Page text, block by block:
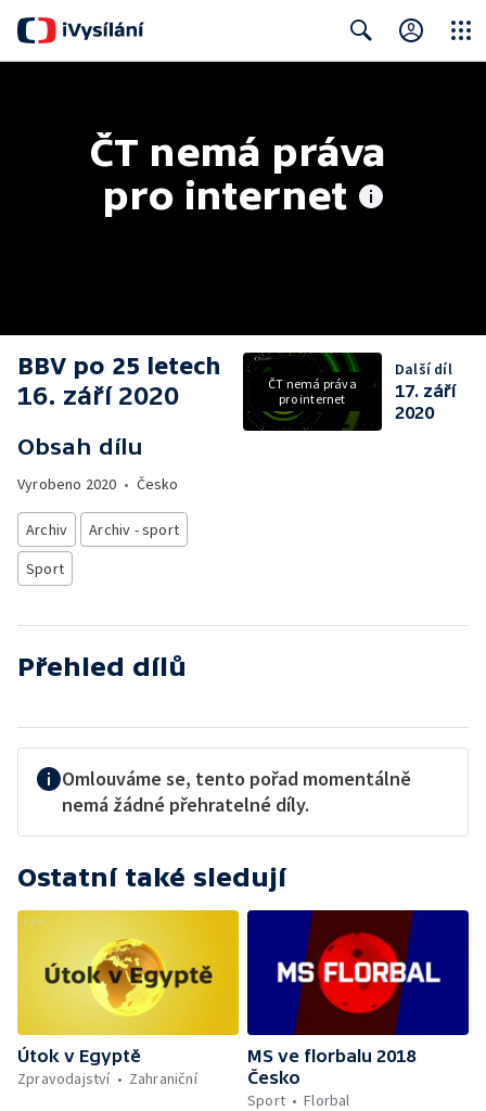
ČT nemá práva
pro internet
BBV po 25 letech
16. září 2020
Obsah dílu
Vyrobeno 2020 • Česko
Archiv
Archiv - sport
Sport
ČT nemá práva
pro internet
Další díl
17. září
2020
Přehled dílů
Omlouváme se, tento pořad momentálně
nemá žádné přehratelné díly.
Ostatní také sledují
Útok v Egyptě
Zpravodajství
Zahraniční
MS ve florbalu 2018
Česko
Sport
Florbal